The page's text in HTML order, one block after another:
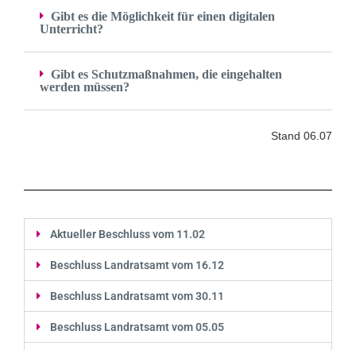
Gibt es die Möglichkeit für einen digitalen
Unterricht?
Gibt es Schutzmaßnahmen, die eingehalten
werden müssen?
Stand 06.07
Aktueller Beschluss vom 11.02
Beschluss Landratsamt vom 16.12
Beschluss Landratsamt vom 30.11
Beschluss Landratsamt vom 05.05